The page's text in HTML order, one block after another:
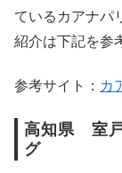
ているカアナパ
紹介は下記を参
参考サイト： カ
高知県 室
グ